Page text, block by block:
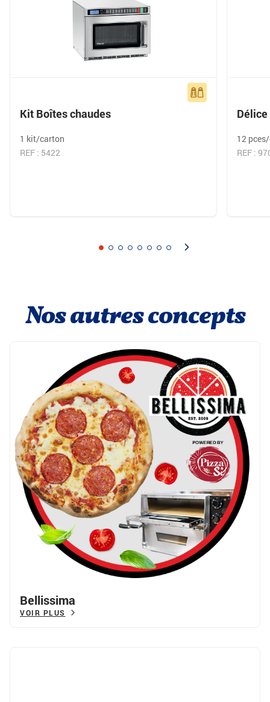
Kit Boîtes chaudes
1 kit/carton
REF : 5422
12
REF :
Nos autres concepts
Bellissima
VOIR PLUS